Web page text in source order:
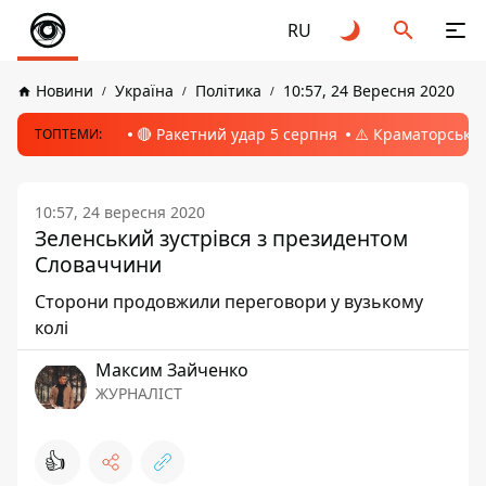
RU
Новини Україна Політика 10:57, 24 Вересня 2020
ТОПТЕМИ: 🔴 Ракетний удар 5 серпня ⚠️ Краматорськ,
10:57, 24 вересня 2020
Зеленський зустрівся з президентом
Словаччини
Сторони продовжили переговори у вузькому
колі
Максим Зайченко
ЖУРНАЛІСТ
👍